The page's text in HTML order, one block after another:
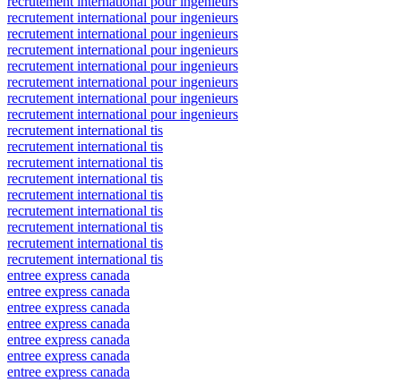
recrutement international pour ingenieurs
recrutement international pour ingenieurs
recrutement international pour ingenieurs
recrutement international pour ingenieurs
recrutement international pour ingenieurs
recrutement international pour ingenieurs
recrutement international pour ingenieurs
recrutement international tis
recrutement international tis
recrutement international tis
recrutement international tis
recrutement international tis
recrutement international tis
recrutement international tis
recrutement international tis
recrutement international tis
entree express canada
entree express canada
entree express canada
entree express canada
entree express canada
entree express canada
entree express canada